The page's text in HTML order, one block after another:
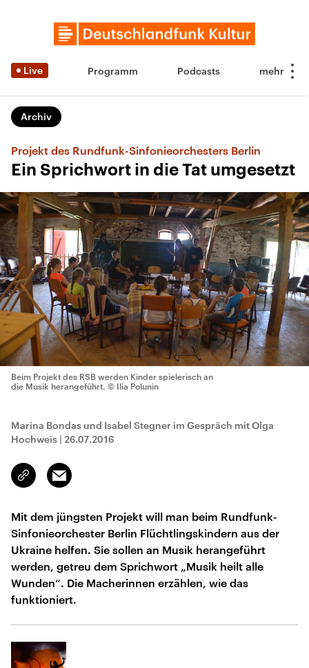
Live Programm Podcasts
Archiv
Projekt des Rundfunk-Sinfonieorchesters Berlin
Ein Sprichwort in die Tat umgesetzt
Beim Projekt des RSB werden Kinder spielerisch an
die Musik herangeführt. © Ilia Polunin
Marina Bondas und Isabel Stegner im Gespräch mit Olga
Hochweis | 26.07.2016
Link
kopieren/teilen
Email
Mit dem jüngsten Projekt will man beim Rundfunk-
Sinfonieorchester Berlin Flüchtlingskindern aus der
Ukraine helfen. Sie sollen an Musik herangeführt
werden, getreu dem Sprichwort „Musik heilt alle
Wunden“. Die Macherinnen erzählen, wie das
funktioniert.